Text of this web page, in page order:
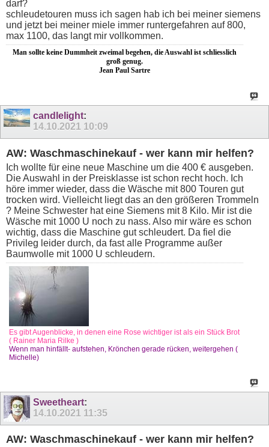
darf?
schleudetouren muss ich sagen hab ich bei meiner siemens
und jetzt bei meiner miele immer runtergefahren auf 800,
max 1100, das langt mir vollkommen.
Man sollte keine Dummheit zweimal begehen, die Auswahl ist schliesslich
groß genug.
Jean Paul Sartre
candlelight:
14.10.2021 10:09
AW: Waschmaschinekauf - wer kann mir helfen?
Ich wollte für eine neue Maschine um die 400 € ausgeben.
Die Auswahl in der Preisklasse ist schon recht hoch. Ich
höre immer wieder, dass die Wäsche mit 800 Touren gut
trocken wird. Vielleicht liegt das an den größeren Trommeln
? Meine Schwester hat eine Siemens mit 8 Kilo. Mir ist die
Wäsche mit 1000 U noch zu nass. Also mir wäre es schon
wichtig, dass die Maschine gut schleudert. Da fiel die
Privileg leider durch, da fast alle Programme außer
Baumwolle mit 1000 U schleudern.
Es gibt Augenblicke, in denen eine Rose wichtiger ist als ein Stück Brot
( Rainer Maria Rilke )
Wenn man hinfällt- aufstehen, Krönchen gerade rücken, weitergehen (
Michelle)
Sweetheart:
14.10.2021 11:35
AW: Waschmaschinekauf - wer kann mir helfen?